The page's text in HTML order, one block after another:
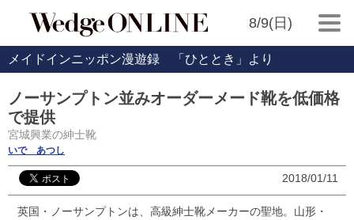
8/9(日)
メイドインニッポン漫遊録 「ひととき」より
ノーサンプトン並みオーダーメード靴を低価格
で提供
宮城興業の紳士靴
いで あつし
2018/01/11
英国・ノーサンプトンは、高級紳士靴メーカーの聖地。山形・